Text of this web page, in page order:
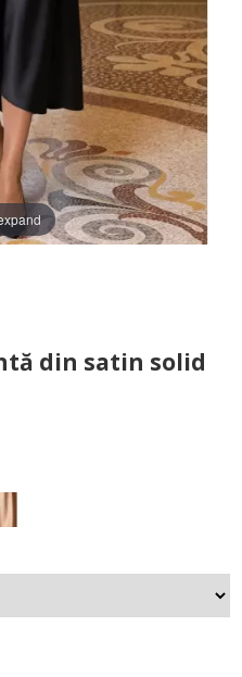
din satin solid